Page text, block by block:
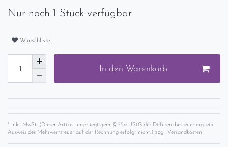
Nur noch 1 Stück verfügbar
Wunschliste
In den Warenkorb
* inkl. MwSt. (Dieser Artikel unterliegt gem. § 25a UStG der Differenzbesteuerung, ein
Ausweis der Mehrwertsteuer auf der Rechnung erfolgt nicht.) zzgl. Versandkosten